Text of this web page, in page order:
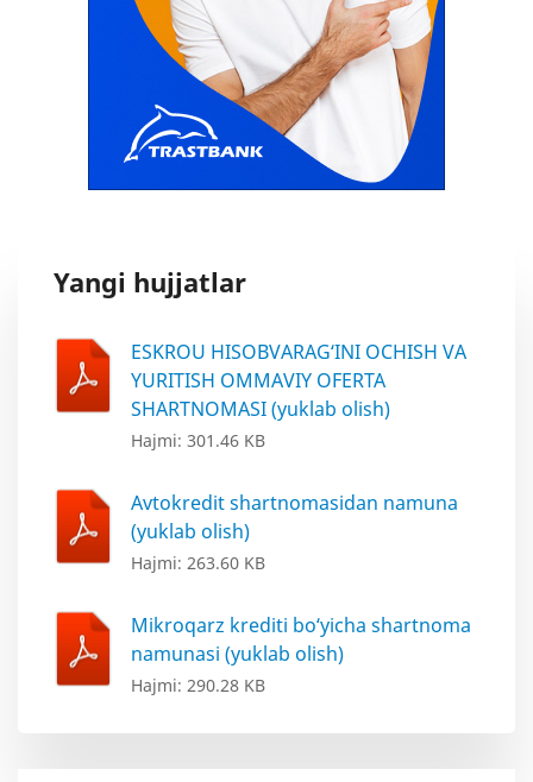
Yangi hujjatlar
ESKROU HISOBVARAG‘INI OCHISH VA
YURITISH OMMAVIY OFERTA
SHARTNOMASI (yuklab olish)
Hajmi: 301.46 KB
Avtokredit shartnomasidan namuna
(yuklab olish)
Hajmi: 263.60 KB
Mikroqarz krediti bo‘yicha shartnoma
namunasi (yuklab olish)
Hajmi: 290.28 KB